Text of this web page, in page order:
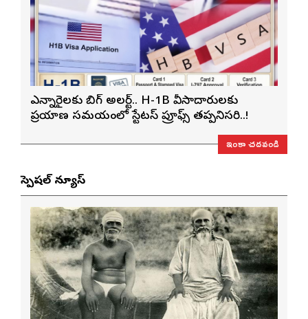
ఎన్నారైలకు బిగ్ అలర్ట్.. H-1B వీసాదారులకు
ప్రయాణ సమయంలో స్టేటస్ ప్రూఫ్స్ తప్పనిసరి..!
ఇంకా చదవండి
స్పెషల్ న్యూస్